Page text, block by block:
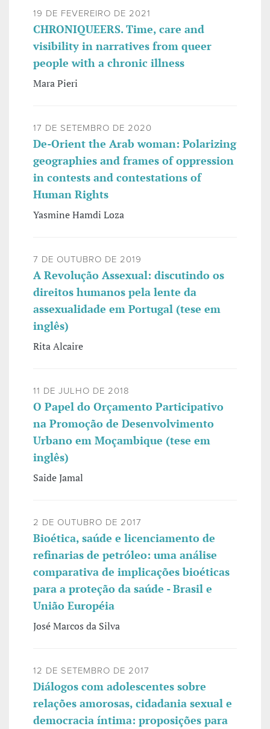
19 DE FEVEREIRO DE 2021
CHRONIQUEERS. Time, care and
visibility in narratives from queer
people with a chronic illness
Mara Pieri
17 DE SETEMBRO DE 2020
De-Orient the Arab woman: Polarizing
geographies and frames of oppression
in contests and contestations of
Human Rights
Yasmine Hamdi Loza
7 DE OUTUBRO DE 2019
A Revolução Assexual: discutindo os
direitos humanos pela lente da
assexualidade em Portugal (tese em
inglês)
Rita Alcaire
11 DE JULHO DE 2018
O Papel do Orçamento Participativo
na Promoção de Desenvolvimento
Urbano em Moçambique (tese em
inglês)
Saide Jamal
2 DE OUTUBRO DE 2017
Bioética, saúde e licenciamento de
refinarias de petróleo: uma análise
comparativa de implicações bioéticas
para a proteção da saúde - Brasil e
União Européia
José Marcos da Silva
12 DE SETEMBRO DE 2017
Diálogos com adolescentes sobre
relações amorosas, cidadania sexual e
democracia íntima: proposições para